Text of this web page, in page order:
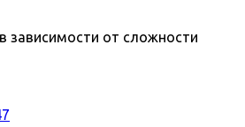
зависимости от сложности